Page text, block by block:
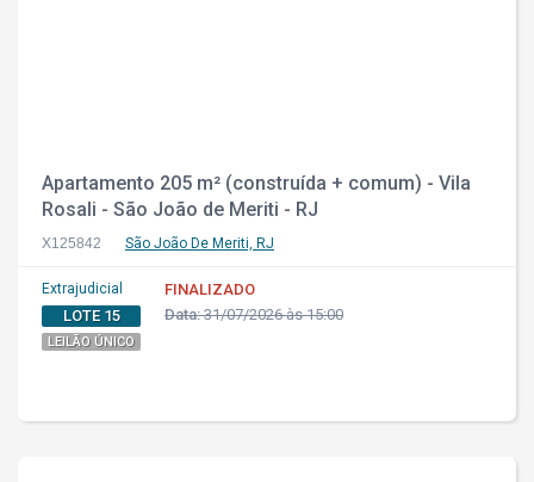
Apartamento 205 m² (construída + comum) - Vila
Rosali - São João de Meriti - RJ
X125842 São João De Meriti, RJ
Extrajudicial
LOTE 15
LEILÃO ÚNICO
FINALIZADO
Data:31/07/2026 às 15:00